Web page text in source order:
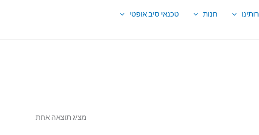
חנות
טכנאי סיב אופטי
מציג תוצאה אחת